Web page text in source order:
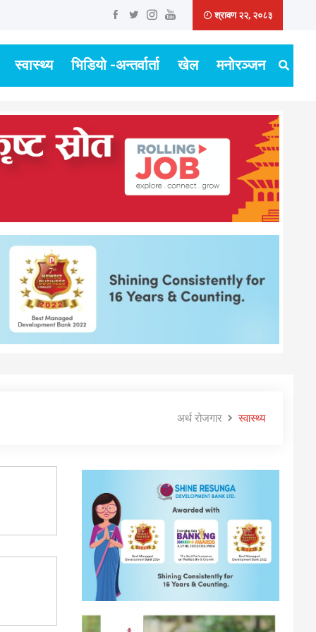
श्रावण २२, २०८३
स्वास्थ्य भिडियो -अन्तर्वार्ता खेल मनोरञ्जन
अर्थ रोजगार स्वास्थ्य